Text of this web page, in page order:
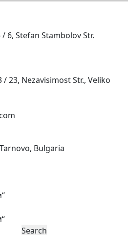
6, Stefan Stambolov Str.
23, Nezavisimost Str., Veliko
Bulgaria